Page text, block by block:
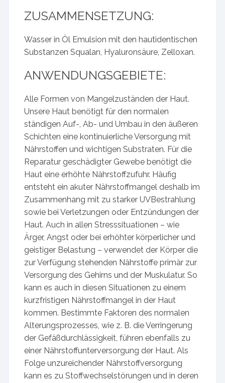
ZUSAMMENSETZUNG:
Wasser in Öl Emulsion mit den hautidentischen
Substanzen Squalan, Hyaluronsäure, Zelloxan.
ANWENDUNGSGEBIETE:
Alle Formen von Mangelzuständen der Haut.
Unsere Haut benötigt für den normalen
ständigen Auf-, Ab- und Umbau in den äußeren
Schichten eine kontinuierliche Versorgung mit
Nährstoffen und wichtigen Substraten. Für die
Reparatur geschädigter Gewebe benötigt die
Haut eine erhöhte Nährstoffzufuhr. Häufig
entsteht ein akuter Nährstoffmangel deshalb im
Zusammenhang mit zu starker UVBestrahlung
sowie bei Verletzungen oder Entzündungen der
Haut. Auch in allen Stresssituationen – wie
Ärger, Angst oder bei erhöhter körperlicher und
geistiger Belastung – verwendet der Körper die
zur Verfügung stehenden Nährstoffe primär zur
Versorgung des Gehirns und der Muskulatur. So
kann es auch in diesen Situationen zu einem
kurzfristigen Nährstoffmangel in der Haut
kommen. Bestimmte Faktoren des normalen
Alterungsprozesses, wie z. B. die Verringerung
der Gefäßdurchlässigkeit, führen ebenfalls zu
einer Nährstoffunterversorgung der Haut. Als
Folge unzureichender Nährstoffversorgung
kann es zu Stoffwechselstörungen und in deren